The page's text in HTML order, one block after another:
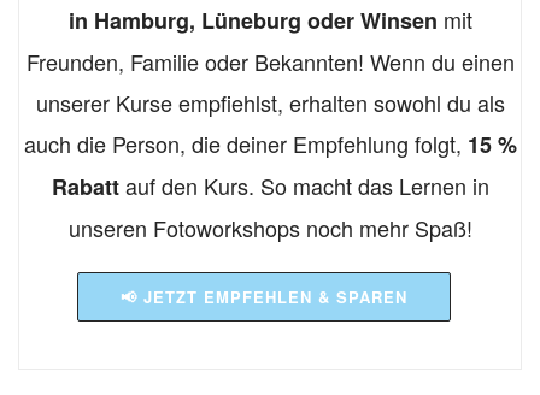
in Hamburg, Lüneburg oder Winsen mit
Freunden, Familie oder Bekannten! Wenn du einen
unserer Kurse empfiehlst, erhalten sowohl du als
auch die Person, die deiner Empfehlung folgt, 15 %
Rabattauf den Kurs. So macht das Lernen in
unseren Fotoworkshops noch mehr Spaß!
📢 JETZT EMPFEHLEN & SPAREN